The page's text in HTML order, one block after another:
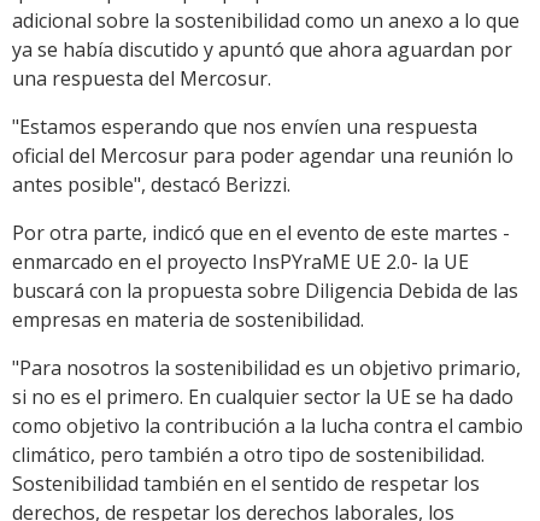
adicional sobre la sostenibilidad como un anexo a lo que
ya se había discutido y apuntó que ahora aguardan por
una respuesta del Mercosur.
"Estamos esperando que nos envíen una respuesta
oficial del Mercosur para poder agendar una reunión lo
antes posible", destacó Berizzi.
Por otra parte, indicó que en el evento de este martes -
enmarcado en el proyecto InsPYraME UE 2.0- la UE
buscará con la propuesta sobre Diligencia Debida de las
empresas en materia de sostenibilidad.
"Para nosotros la sostenibilidad es un objetivo primario,
si no es el primero. En cualquier sector la UE se ha dado
como objetivo la contribución a la lucha contra el cambio
climático, pero también a otro tipo de sostenibilidad.
Sostenibilidad también en el sentido de respetar los
derechos, de respetar los derechos laborales, los